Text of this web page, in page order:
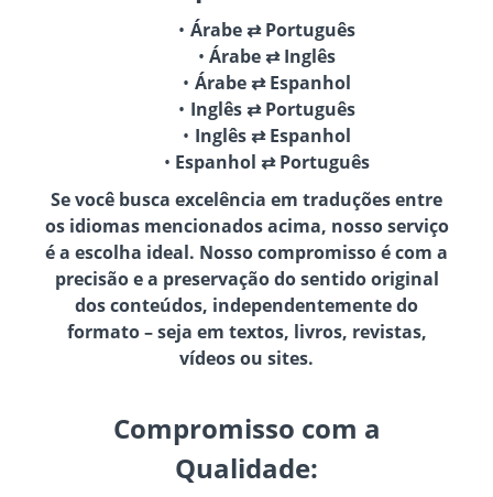
Árabe ⇄ Português
Árabe ⇄ Inglês
Árabe ⇄ Espanhol
Inglês ⇄ Português
Inglês ⇄ Espanhol
Espanhol ⇄ Português
Se você busca excelência em traduções entre
os idiomas mencionados acima, nosso serviço
é a escolha ideal. Nosso compromisso é com a
precisão e a preservação do sentido original
dos conteúdos, independentemente do
formato – seja em textos, livros, revistas,
vídeos ou sites.
Compromisso com a
Qualidade: